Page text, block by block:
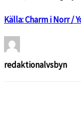
Källa: Charm i Norr /
redaktionalvsbyn